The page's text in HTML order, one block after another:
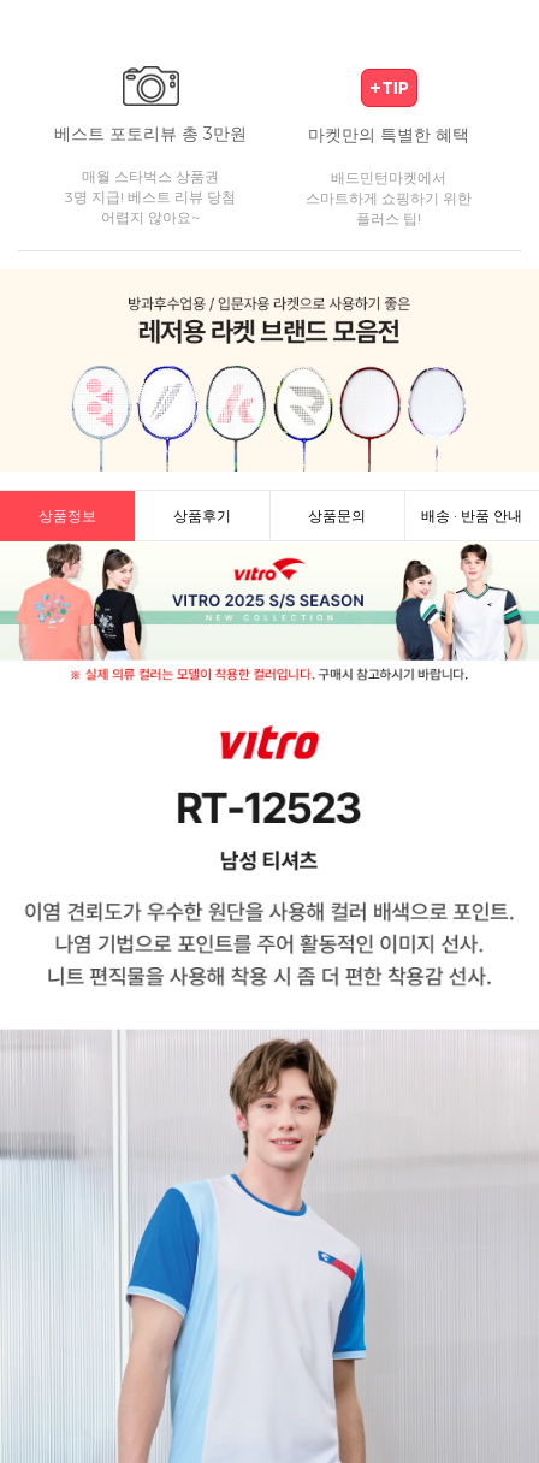
베스트 포토리뷰 총 3만원
매월 스타벅스 상품권
3명 지급! 베스트 리뷰 당첨
어렵지 않아요~
마켓만의 특별한 혜택
배드민턴마켓에서
스마트하게 쇼핑하기 위한
플러스 팁!
상품정보 상품후기 상품문의 배송 · 반품 안내